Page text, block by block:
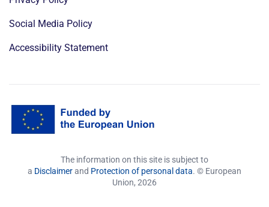
Social Media Policy
Accessibility Statement
The information on this site is subject to
a Disclaimerand Protection of personal data. © European
Union, 2026